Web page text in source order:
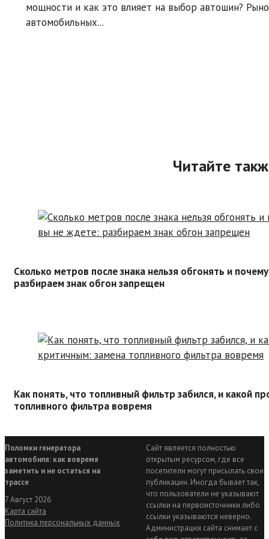
мощности и как это влияет на выбор автошин?
автомобильных...
Читайте
Сколько метров после знака нельзя обгонять и
разбираем знак обгон запрещен
Как понять, что топливный фильтр забился, и какой
топливного фильтра вовремя
Поломки генератора
автомобиля: как вовремя
заметить и не остаться на
трассе
7 Август 2026
Карта сайта
Политика персональных данных
Сайт является полностью
открытым ресурсом, где все
посетители могут присылать свои
публикации. Иногда бывает так,
что пользователи не указывают
ссылки на первоисточники либо
ссылки указываются неверно.
Администрация сайта снимает с